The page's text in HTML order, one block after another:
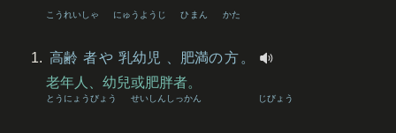
高齢
こうれい
者
しゃ
や 乳幼児
にゅうようじ
肥満
ひまん
の方
かた
。
老年人、幼兒或肥胖者。
とうにょうびょう せいしん しっかん じびょう